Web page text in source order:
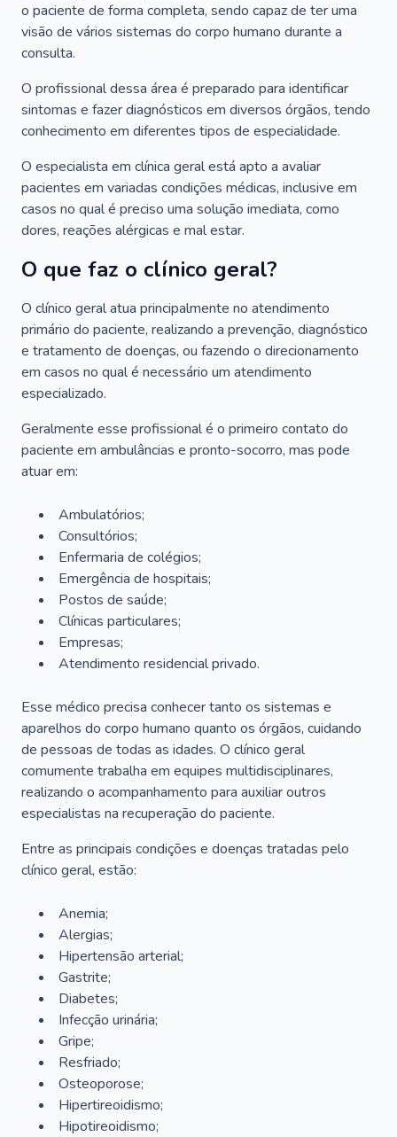
o paciente de forma completa, sendo capaz de ter uma
visão de vários sistemas do corpo humano durante a
consulta.
O profissional dessa área é preparado para identificar
sintomas e fazer diagnósticos em diversos órgãos, tendo
conhecimento em diferentes tipos de especialidade.
O especialista em clínica geral está apto a avaliar
pacientes em variadas condições médicas, inclusive em
casos no qual é preciso uma solução imediata, como
dores, reações alérgicas e mal estar.
O que faz o clínico geral?
O clínico geral atua principalmente no atendimento
primário do paciente, realizando a prevenção, diagnóstico
e tratamento de doenças, ou fazendo o direcionamento
em casos no qual é necessário um atendimento
especializado.
Geralmente esse profissional é o primeiro contato do
paciente em ambulâncias e pronto-socorro, mas pode
atuar em:
Ambulatórios;
Consultórios;
Enfermaria de colégios;
Emergência de hospitais;
Postos de saúde;
Clínicas particulares;
Empresas;
Atendimento residencial privado.
Esse médico precisa conhecer tanto os sistemas e
aparelhos do corpo humano quanto os órgãos, cuidando
de pessoas de todas as idades. O clínico geral
comumente trabalha em equipes multidisciplinares,
realizando o acompanhamento para auxiliar outros
especialistas na recuperação do paciente.
Entre as principais condições e doenças tratadas pelo
clínico geral, estão:
Anemia;
Alergias;
Hipertensão arterial;
Gastrite;
Diabetes;
Infecção urinária;
Gripe;
Resfriado;
Osteoporose;
Hipertireoidismo;
Hipotireoidismo;